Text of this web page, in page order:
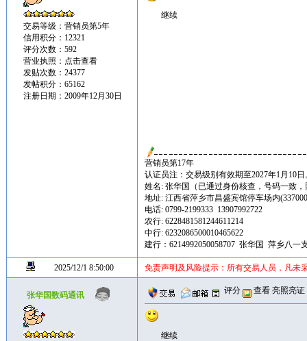
交易等级：营销员第5年
信用积分：12321
评分次数：592
营业执照： 点击查看
发贴次数：24377
发帖积分：65162
注册日期：2009年12月30日
继续
营销员第17年
认证员注：交易级别有效期至2027年1月10日
姓名: 张华国（已通过身份核查，号码一致
地址: 江西省萍乡市昌盛宾馆停车场内
电话: 0799-2199333 13907992722
农行: 6228481581244611214
中行: 6232086500010465622
建行：6214992050058707 张华国 萍乡八一
2025/12/1 8:50:00 免责声明及风险提示：所有交易人员，凡未
张华国数码通讯 评分 查看 亮照亮证
继续